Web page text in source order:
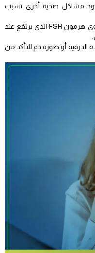
مشاكل صحية أخرى تسبب
تحليل الهرمونات مثل فحص مستوى هرمون FSH الذي يرتفع عند
أو صورة دم للتأكد من